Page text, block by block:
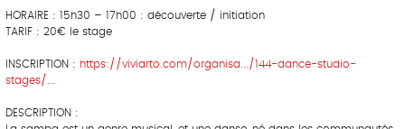
HORAIRE : 15h30 – 17h00 : découverte / initiation
TARIF : 20€ le stage
INSCRIPTION : https://viviarto.com/organisa.../144-dance-studio-
stages/..
DESCRIPTION :